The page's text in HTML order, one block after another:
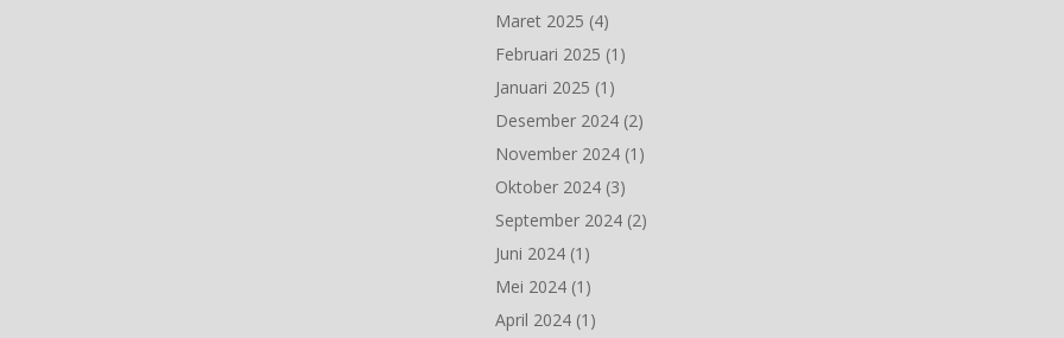
Maret 2025 (4)
Februari 2025 (1)
Januari 2025 (1)
Desember 2024 (2)
November 2024 (1)
Oktober 2024 (3)
September 2024 (2)
Juni 2024 (1)
Mei 2024 (1)
April 2024 (1)